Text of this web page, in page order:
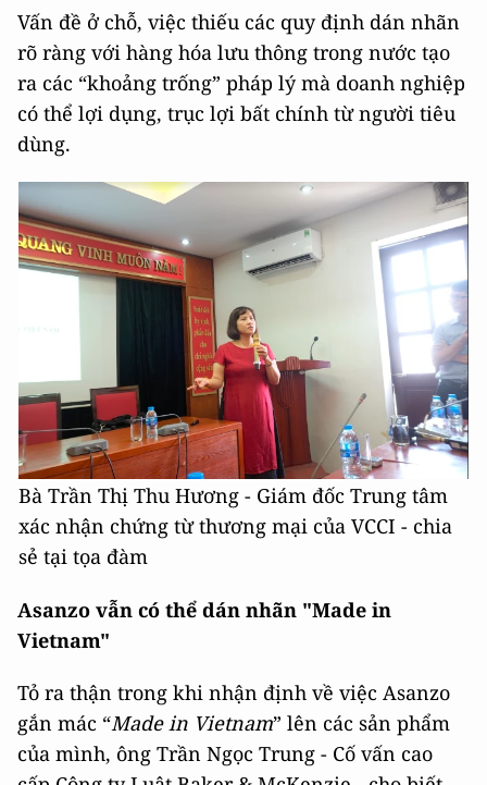
Vấn đề ở chỗ, việc thiếu các quy định dán nhãn
rõ ràng với hàng hóa lưu thông trong nước tạo
ra các “khoảng trống” pháp lý mà doanh nghiệp
có thể lợi dụng, trục lợi bất chính từ người tiêu
dùng.
Bà Trần Thị Thu Hương - Giám đốc Trung tâm
xác nhận chứng từ thương mại của VCCI - chia
sẻ tại tọa đàm
Asanzo vẫn có thể dán nhãn "Made in
Vietnam"
Tỏ ra thận trong khi nhận định về việc Asanzo
gắn mác “Made in Vietnam” lên các sản phẩm
của mình, ông Trần Ngọc Trung - Cố vấn cao